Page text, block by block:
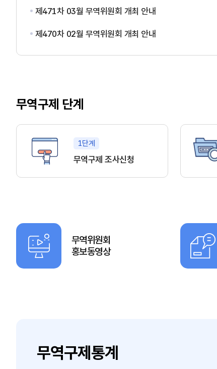
제471차 03월 무역위원회 개최 안내
제470차 02월 무역위원회 개최 안내
무역구제 단계
1단계
무역구제 조사신청
무역위원회
홍보동영상
무역구제통계